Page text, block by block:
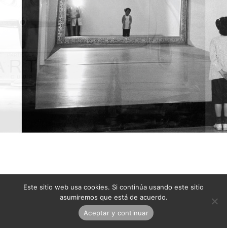
Este sitio web usa cookies. Si continúa usando este sitio
asumiremos que está de acuerdo.
Aceptar y continuar